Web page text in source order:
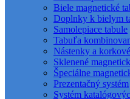
Biele magnetické
Doplnky k bielym
Samolepiace tabule
Tabuľa
Nástenky a
Sklenené
Špeciálne
Prezentačný systém
Systém